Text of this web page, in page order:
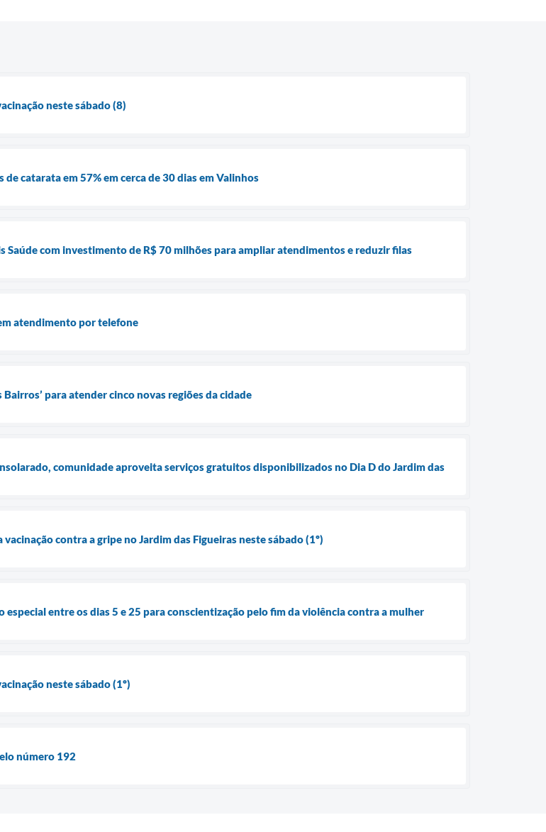
neste sábado (8)
catarata em 57% em cerca de 30 dias em Valinhos
Saúde com investimento de R$ 70 milhões para ampliar atendimentos e reduzir filas
atendimento por telefone
para atender cinco novas regiões da cidade
comunidade aproveita serviços gratuitos disponibilizados no Dia D do Jardim das
vacinação contra a gripe no Jardim das Figueiras neste sábado (1º)
especial entre os dias 5 e 25 para conscientização pelo fim da violência contra a mulher
neste sábado (1º)
número 192